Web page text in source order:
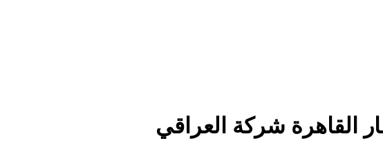
القاهرة شركة العراقي